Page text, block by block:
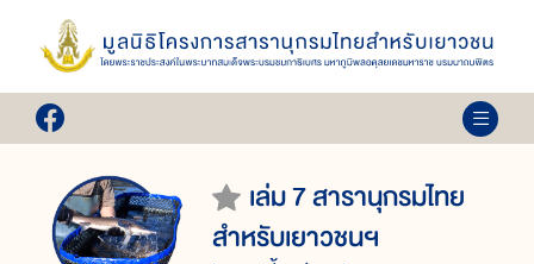
เล่ม 7 สารานุกรมไทย
สำหรับเยาวชนฯ